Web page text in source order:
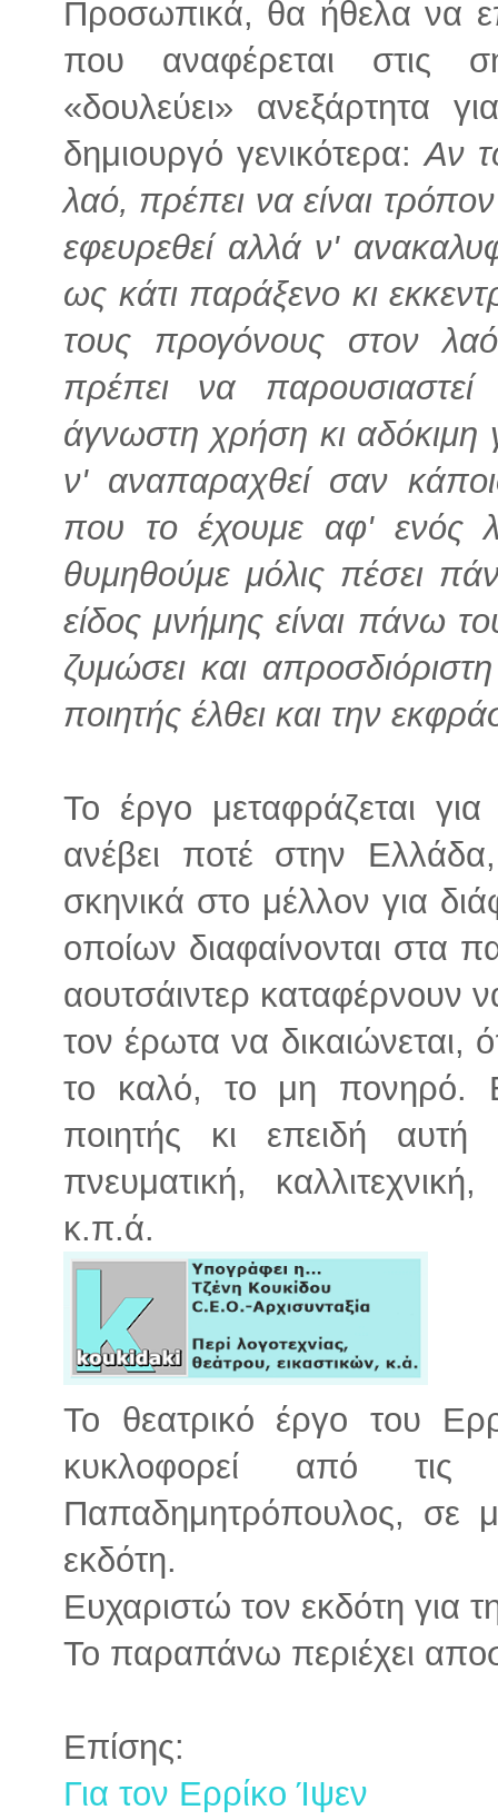
Προσωπικά, θα ήθελα να
που αναφέρεται στις
«δουλεύει» ανεξάρτητα
δημιουργό γενικότερα: Αν
λαό, πρέπει να είναι
εφευρεθεί αλλά ν'
ως κάτι παράξενο κι
τους προγόνους στον
πρέπει να
άγνωστη χρήση κι αδόκιμη
ν' αναπαραχθεί σαν
που το έχουμε αφ' ενός
θυμηθούμε μόλις πέσει
είδος μνήμης είναι πάνω
ζυμώσει και
ποιητής έλθει και την
Το έργο μεταφράζεται
ανέβει ποτέ στην
σκηνικά στο μέλλον για
οποίων διαφαίνονται στα
αουτσάιντερ καταφέρνουν
τον έρωτα να
το καλό, το μη πονηρό.
ποιητής κι επειδή
πνευματική,
κ.π.ά.
Το θεατρικό έργο του
κυκλοφορεί από τις
Παπαδημητρόπουλος, σε
εκδότη.
Ευχαριστώ τον εκδότη για
Το παραπάνω περιέχει
Επίσης:
Για τον Ερρίκο Ίψεν